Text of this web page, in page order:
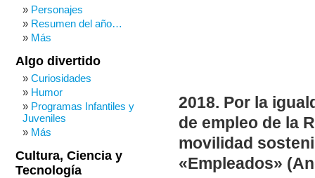
2018. Por la
de empleo de la
movilidad
«Empleados»
Personajes
Resumen del año…
Más
Algo divertido
Curiosidades
Humor
Programas Infantiles y
Juveniles
Más
Cultura, Ciencia y
Tecnología